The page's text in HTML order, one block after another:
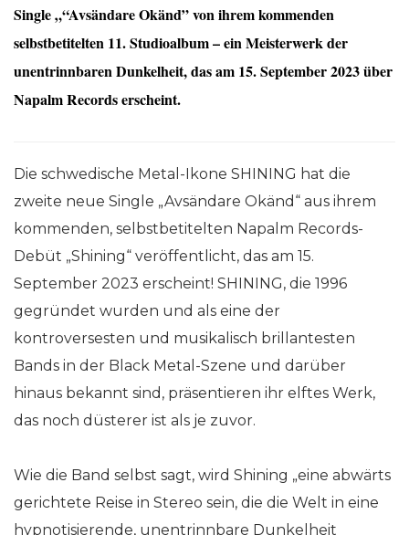
Single „“Avsändare Okänd” von ihrem kommenden
selbstbetitelten 11. Studioalbum – ein Meisterwerk der
unentrinnbaren Dunkelheit, das am 15. September 2023 über
Napalm Records erscheint.
Die schwedische Metal-Ikone SHINING hat die
zweite neue Single „Avsändare Okänd“ aus ihrem
kommenden, selbstbetitelten Napalm Records-
Debüt „Shining“ veröffentlicht, das am 15.
September 2023 erscheint! SHINING, die 1996
gegründet wurden und als eine der
kontroversesten und musikalisch brillantesten
Bands in der Black Metal-Szene und darüber
hinaus bekannt sind, präsentieren ihr elftes Werk,
das noch düsterer ist als je zuvor.
Wie die Band selbst sagt, wird Shining „eine abwärts
gerichtete Reise in Stereo sein, die die Welt in eine
hypnotisierende, unentrinnbare Dunkelheit